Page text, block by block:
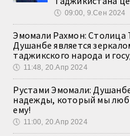
🕔 09:00, 9.Сен 2024
Эмомали Рахмон: Столица
Душанбе является
таджикского народа и
🕔 11:48, 20.Апр 2024
Рустами Эмомали:
надежды, который мы
ему!
🕔 11:00, 20.Апр 2024